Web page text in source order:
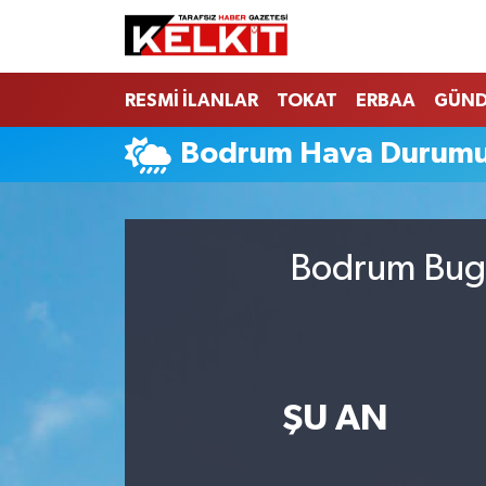
RESMİ İLANLAR TOKAT ERBAA
Bodrum Hava
Bodrum
ŞU AN